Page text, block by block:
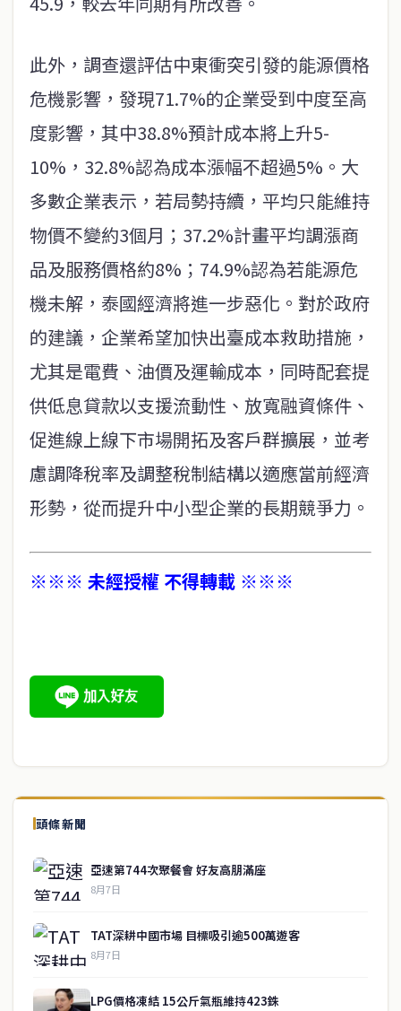
此外，調查還評估中東衝突引發的能源價格
危機影響，發現71.7%的企業受到中度至高
度影響，其中38.8%預計成本將上升5-
10%，32.8%認為成本漲幅不超過5%。大
多數企業表示，若局勢持續，平均只能維持
物價不變約3個月；37.2%計畫平均調漲商
品及服務價格約8%；74.9%認為若能源危
機未解，泰國經濟將進一步惡化。對於政府
的建議，企業希望加快出臺成本救助措施，
尤其是電費、油價及運輸成本，同時配套提
供低息貸款以支援流動性、放寬融資條件、
促進線上線下市場開拓及客戶群擴展，並考
慮調降稅率及調整稅制結構以適應當前經濟
形勢，從而提升中小型企業的長期競爭力。
※※※ 未經授權 不得轉載 ※※※
頭條新聞
亞速第744次聚餐會 好友高朋滿座
8月7日
TAT深耕中國市場 目標吸引逾500萬遊客
8月7日
LPG價格凍結 15公斤氣瓶維持423銖